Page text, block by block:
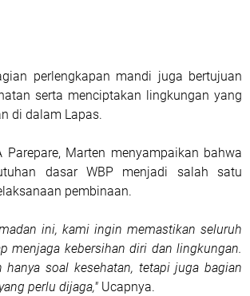
perlengkapan mandi juga bertujuan
serta menciptakan lingkungan yang
di dalam Lapas.
Parepare, Marten menyampaikan bahwa
dasar WBP menjadi salah satu
pembinaan.
ini, kami ingin memastikan seluruh
menjaga kebersihan diri dan lingkungan.
hanya soal kesehatan, tetapi juga bagian
perlu dijaga," Ucapnya.